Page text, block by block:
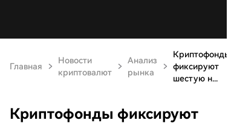
Главная
Новости
криптовалют
Анализ
рынка
Криптофонды
фиксируют
шестую н...
Криптофонды фиксируют